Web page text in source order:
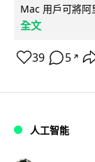
Mac 用戶可將
全文
39 5 ↗
人工智能